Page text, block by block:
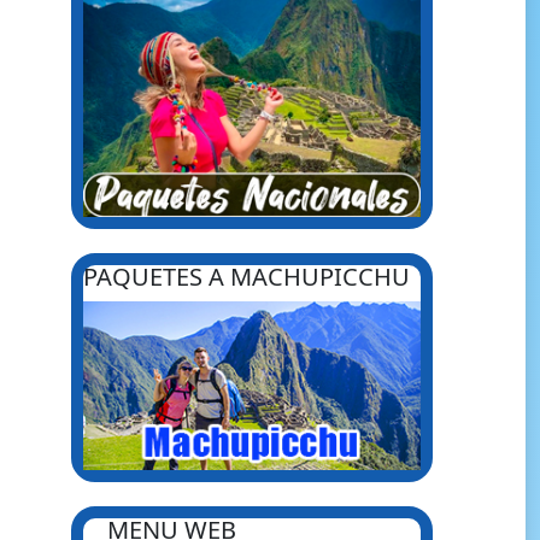
PAQUETES A MACHUPICCHU
MENU WEB